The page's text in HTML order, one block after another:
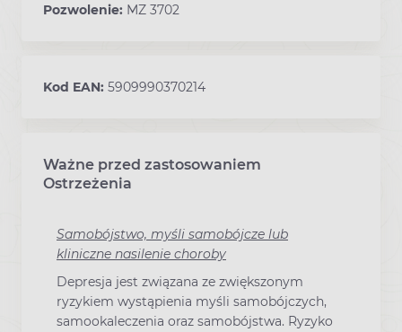
Pozwolenie: MZ 3702
Kod EAN: 5909990370214
Ważne przed zastosowaniem
Ostrzeżenia
Samobójstwo, myśli samobójcze lub
kliniczne nasilenie choroby
Depresja jest związana ze zwiększonym
ryzykiem wystąpienia myśli samobójczych,
samookaleczenia oraz samobójstwa. Ryzyko